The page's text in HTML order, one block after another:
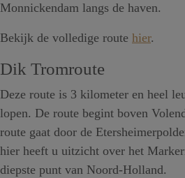
Monnickendam langs de haven.
Bekijk de volledige route hier.
Dik Tromroute
Deze route is 3 kilometer en heel
lopen. De route begint boven
route gaat door de
hier heeft u uitzicht over het
diepste punt van Noord-Holland.